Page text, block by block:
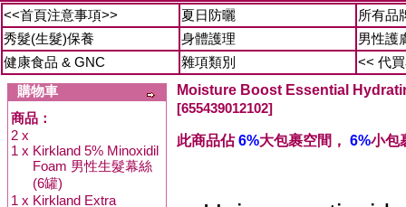
<<首頁注意事項>>
夏日防曬
所有品
秀髮(生髮)保養
身體護理
男性護
健康食品 & GNC
雜項類別
<< 代
購物車
商品：
2 x
1 x Kirkland 5% Minoxidil
Foam 男性生髮幕絲
(6罐)
1 x Kirkland Extra
Moisture Boost Essential
[655439012102]
此商品佔6%大包裹空間， 6%小包